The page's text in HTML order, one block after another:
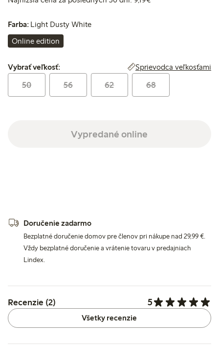
Farba: Light Dusty White
Online edition
Vybrať veľkosť:
Vybrať veľkosť: Sprievodca veľkosťami
50 56 62 68
Vypredané online
Doručenie zadarmo
Bezplatné doručenie domov pre členov pri nákupe nad 29,99 €.
Vždy bezplatné doručenie a vrátenie tovaru v predajniach
Lindex.
Recenzie (2) 5
Všetky recenzie